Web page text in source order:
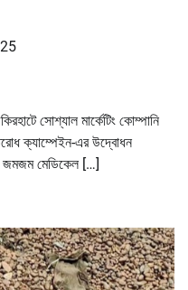
সোশ্যাল মার্কেটিং কোম্পানি
ক্যাম্পেইন-এর উদ্বোধন
জমজম মেডিকেল […]